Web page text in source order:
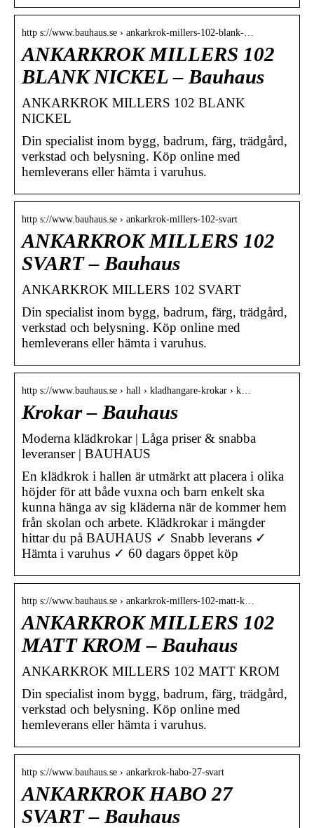
http s://www.bauhaus.se › ankarkrok-millers-102-blank-…
ANKARKROK MILLERS 102
BLANK NICKEL – Bauhaus
ANKARKROK MILLERS 102 BLANK
NICKEL
Din specialist inom bygg, badrum, färg, trädgård,
verkstad och belysning. Köp online med
hemleverans eller hämta i varuhus.
http s://www.bauhaus.se › ankarkrok-millers-102-svart
ANKARKROK MILLERS 102
SVART – Bauhaus
ANKARKROK MILLERS 102 SVART
Din specialist inom bygg, badrum, färg, trädgård,
verkstad och belysning. Köp online med
hemleverans eller hämta i varuhus.
http s://www.bauhaus.se › hall › kladhangare-krokar › k…
Krokar – Bauhaus
Moderna klädkrokar | Låga priser & snabba
leveranser | BAUHAUS
En klädkrok i hallen är utmärkt att placera i olika
höjder för att både vuxna och barn enkelt ska
kunna hänga av sig kläderna när de kommer hem
från skolan och arbete. Klädkrokar i mängder
hittar du på BAUHAUS ✓ Snabb leverans ✓
Hämta i varuhus ✓ 60 dagars öppet köp
http s://www.bauhaus.se › ankarkrok-millers-102-matt-k…
ANKARKROK MILLERS 102
MATT KROM – Bauhaus
ANKARKROK MILLERS 102 MATT KROM
Din specialist inom bygg, badrum, färg, trädgård,
verkstad och belysning. Köp online med
hemleverans eller hämta i varuhus.
http s://www.bauhaus.se › ankarkrok-habo-27-svart
ANKARKROK HABO 27
SVART – Bauhaus